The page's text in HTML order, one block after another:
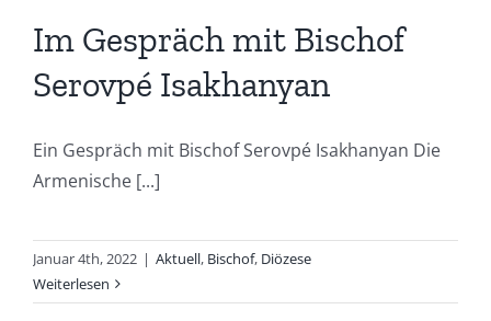
Im Gespräch mit Bischof
Serovpé Isakhanyan
Ein Gespräch mit Bischof Serovpé Isakhanyan Die
Armenische [...]
Januar 4th, 2022 | Aktuell, Bischof, Diözese
Weiterlesen